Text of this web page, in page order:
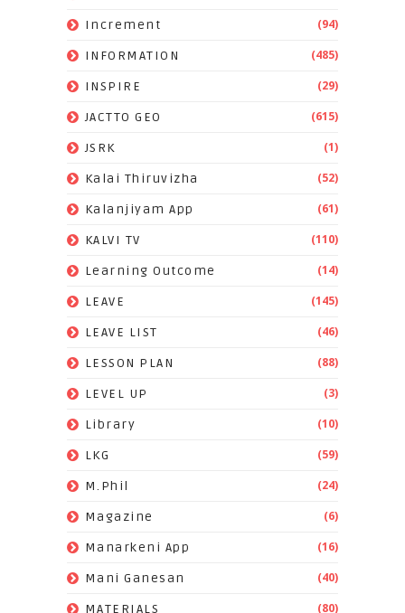
Increment (94)
INFORMATION (485)
INSPIRE (29)
JACTTO GEO (615)
JSRK (1)
Kalai Thiruvizha (52)
Kalanjiyam App (61)
KALVI TV (110)
Learning Outcome (14)
LEAVE (145)
LEAVE LIST (46)
LESSON PLAN (88)
LEVEL UP (3)
Library (10)
LKG (59)
M.Phil (24)
Magazine (6)
Manarkeni App (16)
Mani Ganesan (40)
MATERIALS (80)